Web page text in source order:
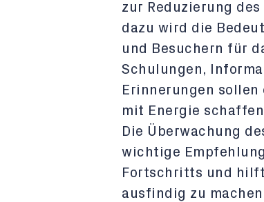
zur Reduzierung
dazu wird die
und Besuchern für
Schulungen,
Erinnerungen sollen
mit Energie
Die Überwachung
wichtige
Fortschritts und
ausfindig zu